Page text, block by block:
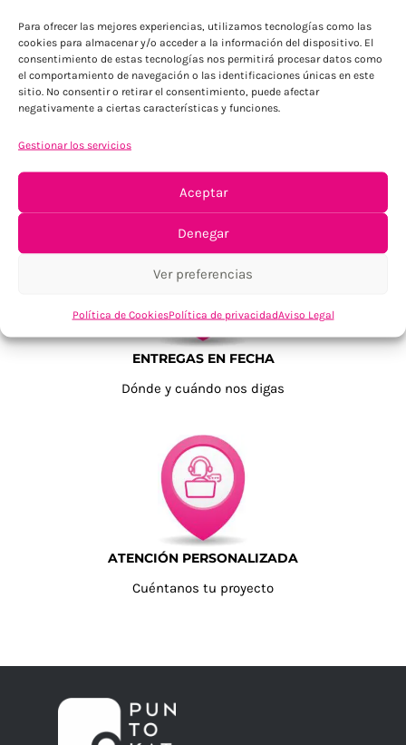
Para ofrecer las mejores experiencias, utilizamos tecnologías como las
cookies para almacenar y/o acceder a la información del dispositivo. El
consentimiento de estas tecnologías nos permitirá procesar datos como
el comportamiento de navegación o las identificaciones únicas en este
sitio. No consentir o retirar el consentimiento, puede afectar
negativamente a ciertas características y funciones.
Gestionar los servicios
Aceptar
Denegar
Ver preferencias
Política de CookiesPolítica de privacidadAviso Legal
Tu confianza, nuestro objetivo
ENTREGAS EN FECHA
Dónde y cuándo nos digas
ATENCIÓN PERSONALIZADA
Cuéntanos tu proyecto